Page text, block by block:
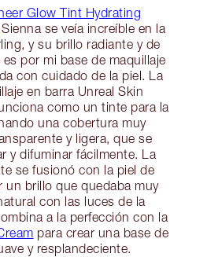
Glow Tint Hydrating
Sienna se veía increíble en la
y su brillo radiante y de
por mi base de maquillaje
con cuidado de la piel. La
en barra Unreal Skin
como un tinte para la
una cobertura muy
y ligera, que se
y difuminar fácilmente. La
se fusionó con la piel de
un brillo que quedaba muy
con las luces de la
a la perfección con la
para crear una base de
y resplandeciente.